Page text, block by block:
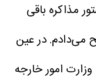
مذاکره باقی
می‌دادم.در عین
امور خارجه